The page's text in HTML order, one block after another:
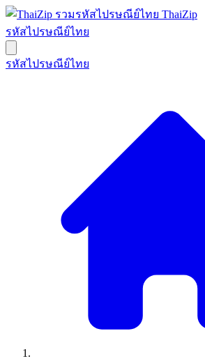
ThaiZip
รหัสไปรษณีย์ไทย
รหัสไปรษณีย์ไทย